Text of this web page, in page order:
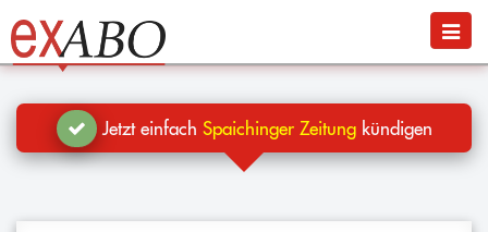
Jetzt kündigen
Blog
Hilfe
Menü
Jetzt einfach Spaichinger Zeitungkündigen